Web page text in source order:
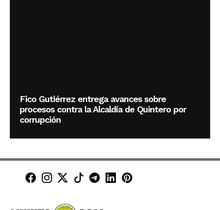
Fico Gutiérrez entrega avances sobre
procesos contra la Alcaldía de Quintero por
corrupción
Minuto30 en Facebook
Minuto30 en Instagram
Minuto30 en X (Twitter)
Minuto30 en TikTok
Canal de Minuto30 en
Minuto30 en LinkedIn
Minuto30 en